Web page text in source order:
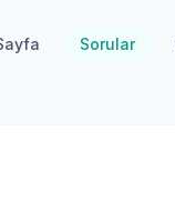
Sorular